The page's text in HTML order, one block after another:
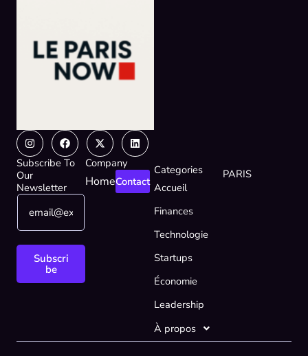
InstagramFacebook
X-
twitter
Linkedin
Subscribe To
Our
Newsletter
E
a
i
m
*
E
a
Subscri
be
Company
HomeContact
Categories
Accueil
Finances
Technologie
Startups
Économie
Leadership
À propos
PARIS